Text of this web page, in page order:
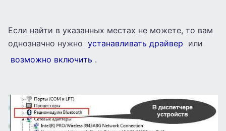
Если найти в указанных местах не можете, то вам
однозначно нужно устанавливать драйвер или
возможно включить .